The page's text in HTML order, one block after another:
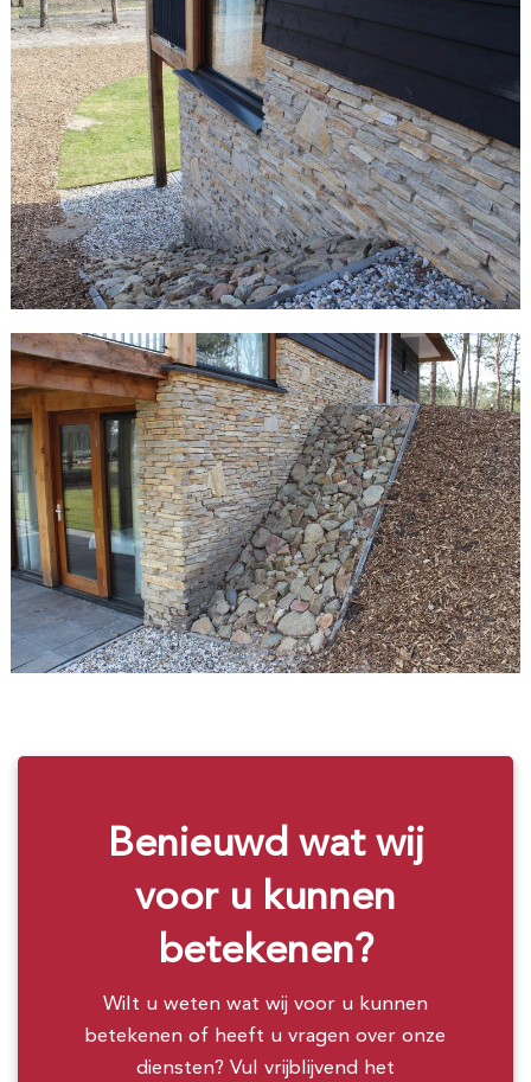
Benieuwd wat wij
voor u kunnen
betekenen?
Wilt u weten wat wij voor u kunnen
betekenen of heeft u vragen over onze
diensten? Vul vrijblijvend het